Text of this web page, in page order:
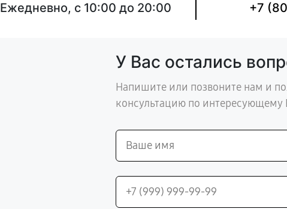
Ежедневно, с 10:00 до 20:00 +7
У Вас остались
Напишите или позвоните нам и
консультацию по интересующему